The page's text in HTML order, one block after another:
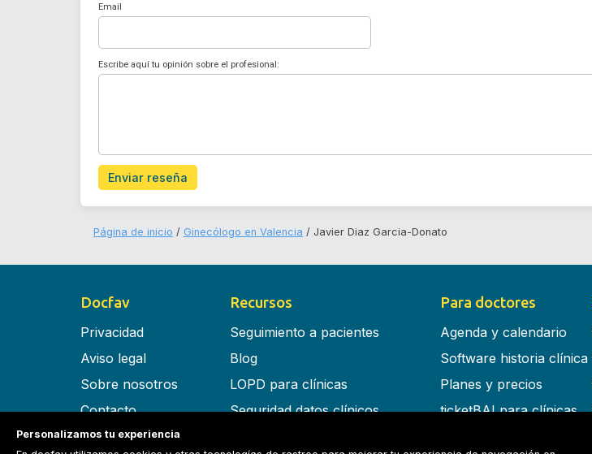
Email
Escribe aquí tu opinión sobre el profesional:
Enviar reseña
Página de inicio Ginecólogo en Valencia Javier Diaz Garcia-Donato
Docfav
Privacidad
Aviso legal
Sobre nosotros
Contacto
Términos y condiciones
Recursos
Seguimiento a pacientes
Blog
LOPD para clínicas
Seguridad datos clínicos
Para doctores
Agenda y calendario
Software historia clínica
Planes y precios
ticketBAI para clínicas
Personalizamos tu experiencia